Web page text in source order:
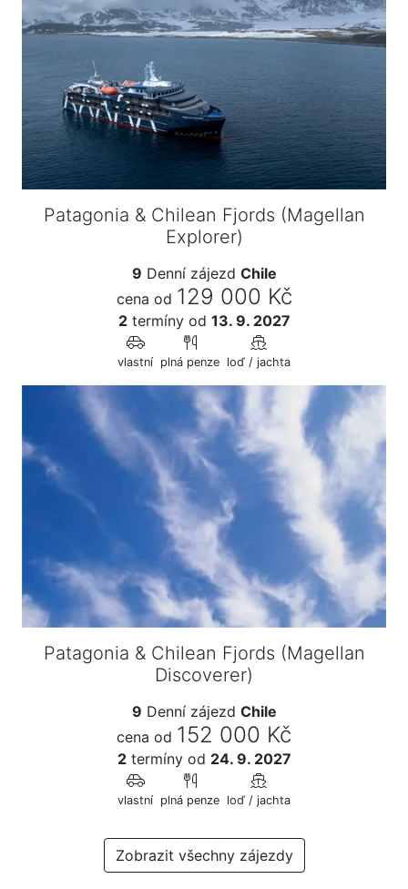
Patagonia & Chilean Fjords (Magellan
Explorer)
9 Denní zájezd Chile
cena od 129 000 Kč
2termínyod 13. 9. 2027
vlastní plná penze loď / jachta
Patagonia & Chilean Fjords (Magellan
Discoverer)
9 Denní zájezd Chile
cena od 152 000 Kč
2termínyod 24. 9. 2027
vlastní plná penze loď / jachta
Zobrazit všechny zájezdy